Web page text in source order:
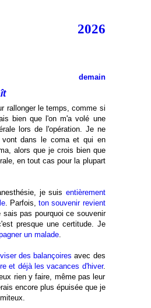
2026
demain
rallonger le temps, comme si
bien que l'on m'a volé une
lors de l'opération. Je ne
vont dans le coma et qui en
alors que je crois bien que
en tout cas pour la plupart
je suis entièrement
. Parfois,ton souvenir revient
sais pas pourquoi ce souvenir
presque une certitude. Je
un malade.
des balançoires avec des
et déjà les vacances d'hiver.
rien y faire, même pas leur
encore plus épuisée que je